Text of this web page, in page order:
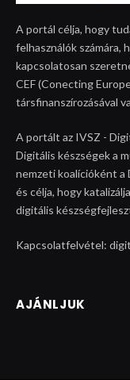
A portál célja, hogy
felhasználók számára,
kapcsolatosan
CEF (Conecting
társfinanszírozásával
A portált az IVSZ -
Digitális készségek a
nemzeti koalícióként a
és célja, hogy
digitális
Kapcsolatfelvétel:
AJÁNLJUK